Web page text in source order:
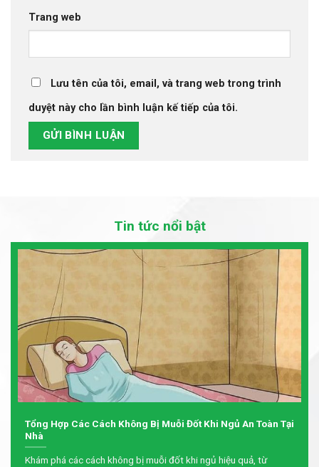
Trang web
Lưu tên của tôi, email, và trang web trong trình
duyệt này cho lần bình luận kế tiếp của tôi.
Tin tức nổi bật
Tổng Hợp Các Cách Không Bị Muỗi Đốt Khi Ngủ An Toàn Tại
Nhà
Khám phá các cách không bị muỗi đốt khi ngủ hiệu quả, từ